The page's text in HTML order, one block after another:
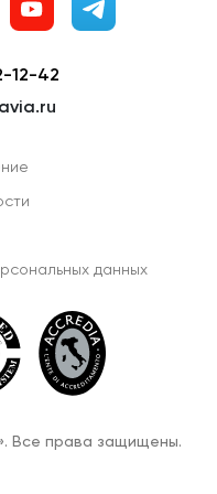
12-42
данных
Все права защищены.